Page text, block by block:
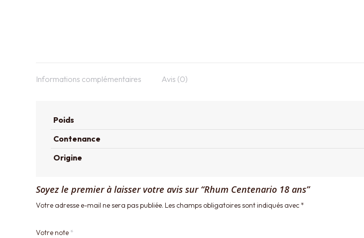
Informations complémentaires Avis (0)
Poids
Contenance
Origine
Soyez le premier à laisser votre avis sur “Rhum Centenario 18 ans”
Votre adresse e-mail ne sera pas publiée. Les champs obligatoires sont indiqués avec*
Votre note *